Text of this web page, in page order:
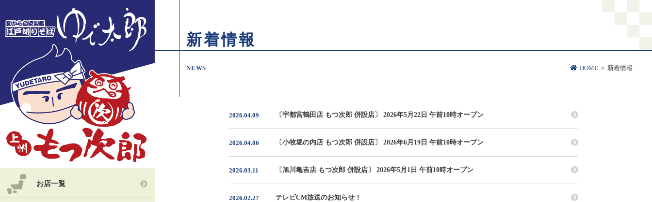
新着情報
NEWS HOME ＞ 新着情報
2026.04.09 〔宇都宮鶴田店 もつ次郎 併設店〕 2026年5月22日 午前10時オープン
2026.04.06 〔小牧堀の内店 もつ次郎 併設店〕 2026年6月19日 午前10時オープン
2026.03.11 〔旭川亀吉店 もつ次郎 併設店〕 2026年5月1日 午前10時オープン
2026.02.27 テレビCM放送のお知らせ！
お店一覧